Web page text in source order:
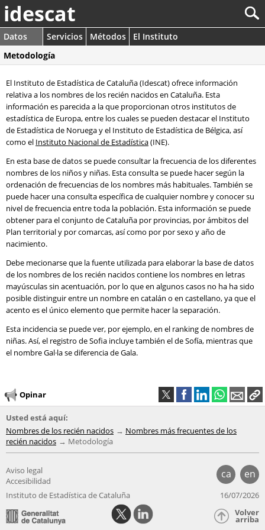
idescat
Datos Servicios Métodos
El Instituto
Metodología
El Instituto de Estadística de Cataluña (Idescat) ofrece información
relativa a los nombres de los recién nacidos en Cataluña. Esta
información es parecida a la que proporcionan otros institutos de
estadística de Europa, entre los cuales se pueden destacar el Instituto
de Estadística de Noruega y el Instituto de Estadística de Bélgica, así
como el Instituto Nacional de Estadística(INE).
En esta base de datos se puede consultar la frecuencia de los diferentes
nombres de los niños y niñas. Esta consulta se puede hacer según la
ordenación de frecuencias de los nombres más habituales. También se
puede hacer una consulta específica de cualquier nombre y conocer su
nivel de frecuencia entre toda la población. Esta información se puede
obtener para el conjunto de Cataluña por provincias, por ámbitos del
Plan territorial y por comarcas, así como por por sexo y año de
nacimiento.
Debe mecionarse que la fuente utilizada para elaborar la base de datos
de los nombres de los recién nacidos contiene los nombres en letras
mayúsculas sin acentuación, por lo que en algunos casos no ha ha sido
posible distinguir entre un nombre en catalán o en castellano, ya que el
acento es el único elemento que permite hacer la separación.
Esta incidencia se puede ver, por ejemplo, en el ranking de nombres de
niñas. Así, el registro de Sofia incluye también el de Sofía, mientras que
el nombre Gal·la se diferencia de Gala.
Opinar
Usted está aquí:
Nombres de los recién nacidos
Nombres más frecuentes de los
recién nacidos
Metodología
ca en
Aviso legal
Accesibilidad
Instituto de Estadística de Cataluña
16/07/2026
Volver
arriba